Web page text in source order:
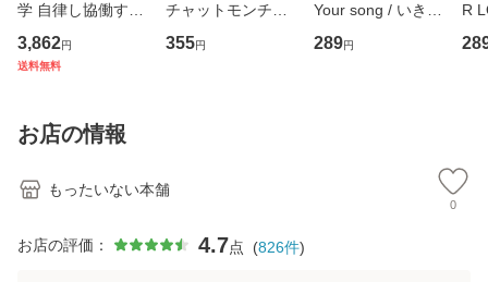
学 自律し協働する
専門職の看護マネ
ジメントスキル 改
恵 藤本幸三 / 南江
堂 [単行
3,862円
送料無料
チャットモンチー /
キューンレコード
[CD]【メール便送
355円
Your song / いきも
のがかり / [CD]
【メール便送料無
289円
R
産
お店の情報
もったいない本舗
0
お店の評価： 4.7点 (826件)